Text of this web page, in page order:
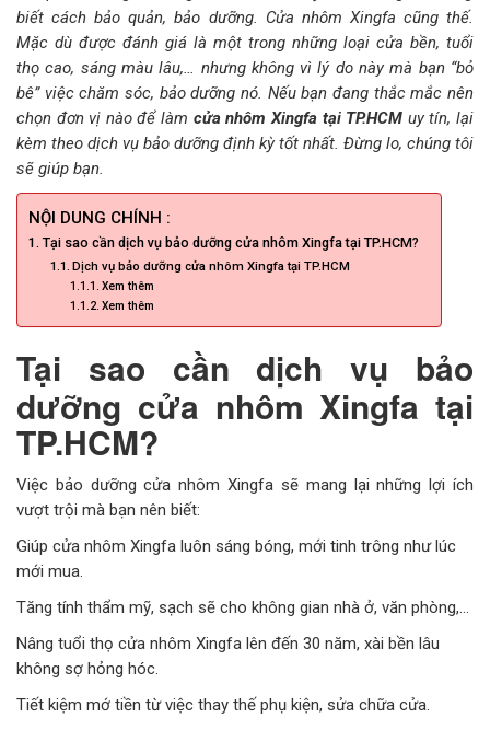
CỬA CUỐN ĐÀI LOAN
CỬA CỔNG TỰ ĐỘNG
CỬA KÍNH TỰ ĐỘNG
GIẾNG TRỜI TỰ ĐỘNG
biết cách bảo quản, bảo dưỡng. Cửa nhôm Xingfa cũng thế.
Mặc dù được đánh giá là một trong những loại cửa bền, tuổi
thọ cao, sáng màu lâu,… nhưng không vì lý do này mà bạn “bỏ
bê” việc chăm sóc, bảo dưỡng nó. Nếu bạn đang thắc mắc nên
chọn đơn vị nào để làm cửa nhôm Xingfa tại TP.HCM uy tín, lại
kèm theo dịch vụ bảo dưỡng định kỳ tốt nhất. Đừng lo, chúng tôi
sẽ giúp bạn.
NỘI DUNG CHÍNH :
Tại sao cần dịch vụ bảo dưỡng cửa nhôm Xingfa tại TP.HCM?
Dịch vụ bảo dưỡng cửa nhôm Xingfa tại TP.HCM
Xem thêm
Xem thêm
Tại sao cần dịch vụ bảo
dưỡng cửa nhôm Xingfa tại
TP.HCM?
Việc bảo dưỡng cửa nhôm Xingfa sẽ mang lại những lợi ích
vượt trội mà bạn nên biết:
Giúp cửa nhôm Xingfa luôn sáng bóng, mới tinh trông như lúc
mới mua.
Tăng tính thẩm mỹ, sạch sẽ cho không gian nhà ở, văn phòng,…
Nâng tuổi thọ cửa nhôm Xingfa lên đến 30 năm, xài bền lâu
không sợ hỏng hóc.
Tiết kiệm mớ tiền từ việc thay thế phụ kiện, sửa chữa cửa.